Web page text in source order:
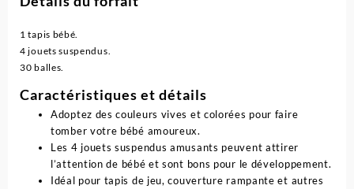
1 tapis bébé.
4 jouets suspendus.
30 balles.
Caractéristiques et détails
Adoptez des couleurs vives et colorées pour faire
tomber votre bébé amoureux.
Les 4 jouets suspendus amusants peuvent attirer
l’attention de bébé et sont bons pour le développement.
Idéal pour tapis de jeu, couverture rampante et autres